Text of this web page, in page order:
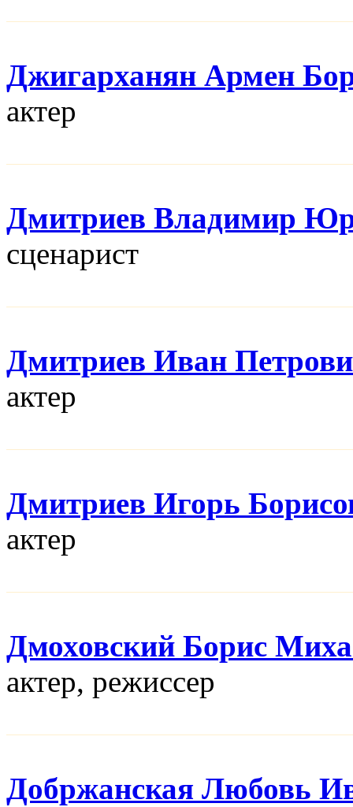
Джигарханян Армен
актер
Дмитриев Владимир
сценарист
Дмитриев Иван
актер
Дмитриев Игорь
актер
Дмоховский Борис
актер, режисcер
Добржанская Любовь